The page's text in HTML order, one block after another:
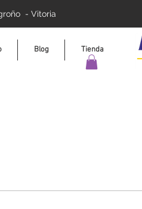
- Vitoria
Blog Tienda